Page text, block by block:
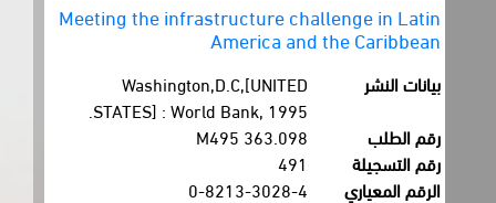
Meeting the infrastructure challenge in Latin
America and the Caribbean
بيانات النشر
Washington,D.C,[UNITED
STATES] : World Bank, 1995.
رقم الطلب
363.098 M495
رقم التسجيلة
491
الرقم المعياري
0-8213-3028-4